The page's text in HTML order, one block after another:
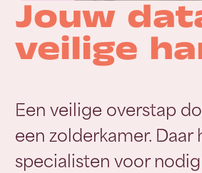
Jouw
veilige
Een veilige overstap
een zolderkamer. Daar
specialisten voor